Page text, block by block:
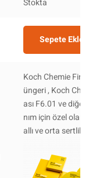
Stokta
Sepete Ekle
Koch Chemie
üngeri , Koch
ası F6.01 ve
nım için özel
allı ve orta